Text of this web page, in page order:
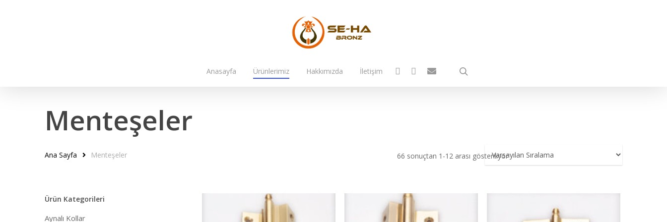
Anasayfa Ürünlerimiz Hakkımızda İletişim facebookinstagram
email
Menteşeler
66 sonuçtan 1-12 arası gösteriliyor
Ana Sayfa Menteşeler
Ürün Kategorileri
Aynalı Kollar